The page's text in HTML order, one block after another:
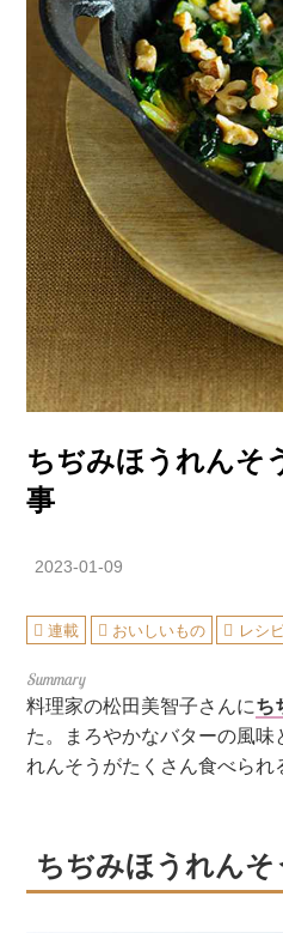
ちぢみほうれんそ
事
2023-01-09
連載 おいしいもの レシ
料理家の松田美智子さんにち
た。まろやかなバターの風
れんそうがたくさん食べられ
ちぢみほうれんそ